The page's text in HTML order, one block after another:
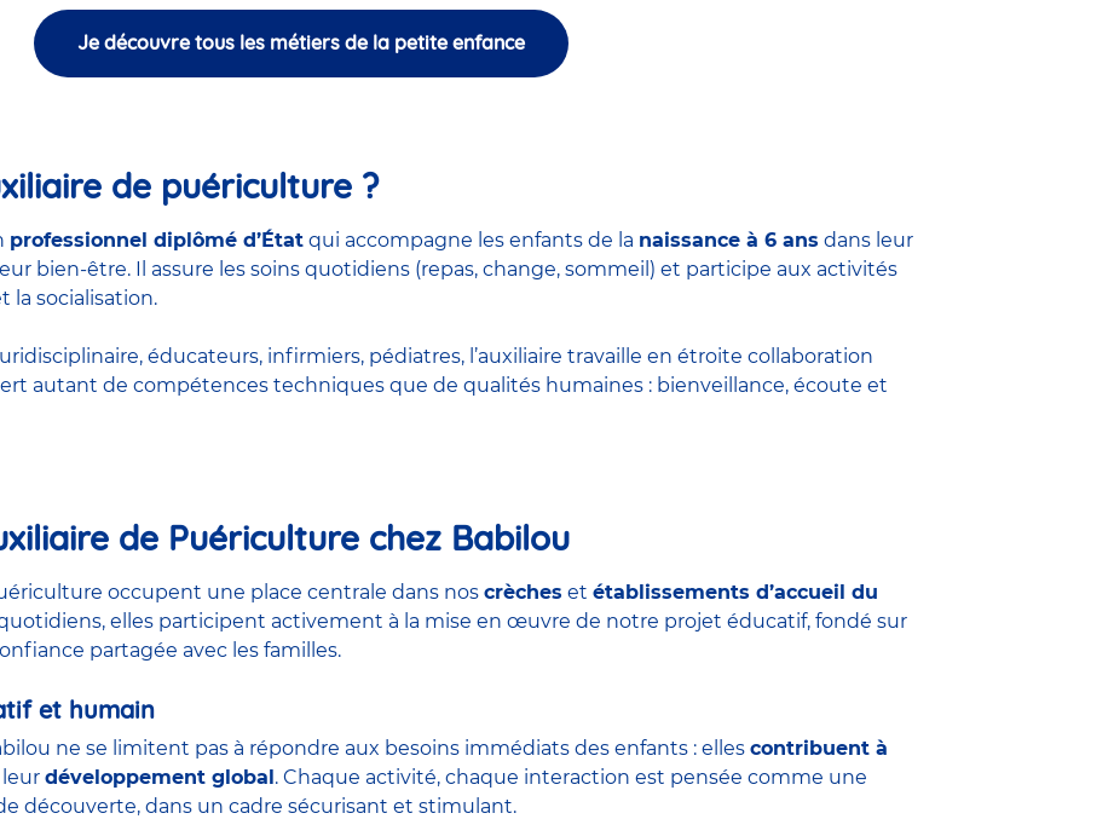
Je découvre tous les métiers de la petite enfance
de puériculture ?
professionnel diplômé d’État qui accompagne les enfants de la naissance à 6 ans dans leur
bien-être. Il assure les soins quotidiens (repas, change, sommeil) et participe aux activités
la socialisation.
éducateurs, infirmiers, pédiatres, l’auxiliaire travaille en étroite collaboration
autant de compétences techniques que de qualités humaines : bienveillance, écoute et
de Puériculture chez Babilou
occupent une place centrale dans nos crèches et établissements d’accueil du
elles participent activement à la mise en œuvre de notre projet éducatif, fondé sur
partagée avec les familles.
et humain
ne se limitent pas à répondre aux besoins immédiats des enfants : elles contribuent à
développement global. Chaque activité, chaque interaction est pensée comme une
découverte, dans un cadre sécurisant et stimulant.